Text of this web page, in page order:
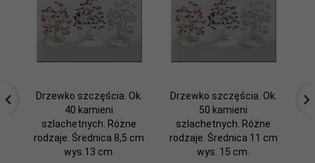
Drzewko szczęścia. Ok.
40 kamieni
szlachetnych. Różne
rodzaje. Średnica 8,5 cm
wys.13 cm.
Drzewko szczęścia. Ok.
50 kamieni
szlachetnych. Różne
rodzaje. Średnica 11 cm
wys. 15 cm.